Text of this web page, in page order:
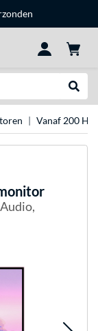
Vanaf 200 Hz